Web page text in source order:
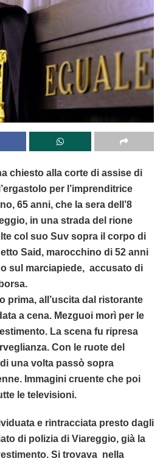
chiesto alla corte di assise di
per l’imprenditrice
65 anni, che la sera dell’8
in una strada del rione
col suo Suv sopra il corpo di
Said, marocchino di 52 anni
sul marciapiede, accusato di
prima, all’uscita dal ristorante
a cena. Mezguoi morì per le
La scena fu ripresa
Con le ruote del
una volta passò sopra
Immagini cruente che poi
le televisioni.
e rintracciata presto dagli
di polizia di Viareggio, già la
Si trovava nella